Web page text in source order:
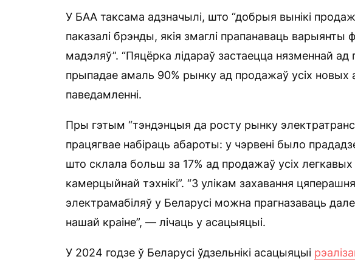
У БАА таксама адзначылі, што “добрыя вынікі
паказалі брэнды, якія змаглі прапанаваць варыянты
мадэляў”. “Пяцёрка лідараў застаецца нязменнай ад
прыпадае амаль 90% рынку ад продажаў усіх новых
паведамленні.
Пры гэтым “тэндэнцыя да росту рынку
працягвае набіраць абароты: у чэрвені было
што склала больш за 17% ад продажаў усіх
камерцыйнай тэхнікі”. “З улікам захавання
электрамабіляў у Беларусі можна прагназаваць
нашай краіне”, — лічаць у асацыяцыі.
У 2024 годзе ў Беларусі ўдзельнікі асацыяцыі